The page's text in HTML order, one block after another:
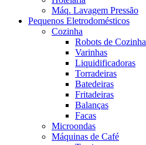
Máq. Lavagem Pressão
Pequenos Eletrodomésticos
Cozinha
Robots de Cozinha
Varinhas
Liquidificadoras
Torradeiras
Batedeiras
Fritadeiras
Balanças
Facas
Microondas
Máquinas de Café